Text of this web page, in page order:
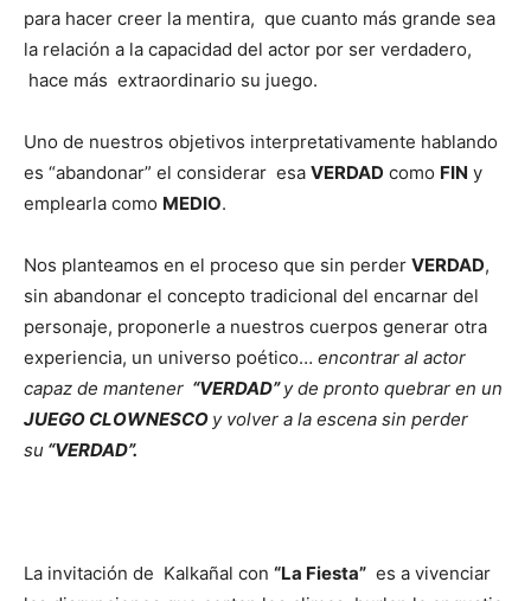
para hacer creer la mentira, que cuanto más grande sea
la relación a la capacidad del actor por ser verdadero,
hace más extraordinario su juego.
Uno de nuestros objetivos interpretativamente hablando
es “abandonar” el considerar esa VERDAD como FIN y
emplearla como MEDIO.
Nos planteamos en el proceso que sin perder VERDAD,
sin abandonar el concepto tradicional del encarnar del
personaje, proponerle a nuestros cuerpos generar otra
experiencia, un universo poético… encontrar al actor
capaz de mantener “VERDAD”y de pronto quebrar en un
JUEGO CLOWNESCO y volver a la escena sin perder
su “VERDAD”.
La invitación de Kalkañal con “La Fiesta” es a vivenciar